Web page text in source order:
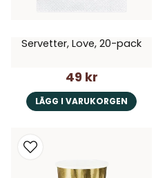
Servetter, Love, 20-pack
49 kr
LÄGG I VARUKORGEN